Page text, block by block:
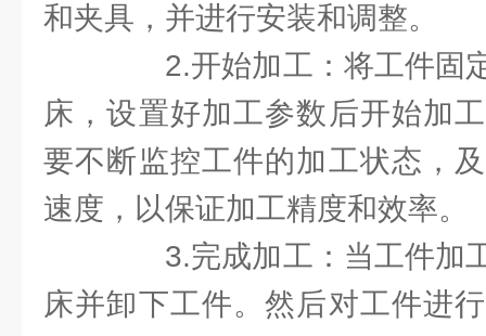
和夹具，并进行安装和调整。
2.开始加工：将工件固
床，设置好加工参数后开始加
要不断监控工件的加工状态，
速度，以保证加工精度和效率。
3.完成加工：当工件加
床并卸下工件。然后对工件进